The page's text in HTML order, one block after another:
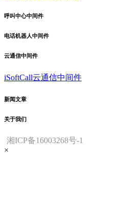
呼叫中心中间件
电话机器人中间件
云通信中间件
iSoftCall云通信中间件
新闻文章
关于我们
湘ICP备16003268号-1
×